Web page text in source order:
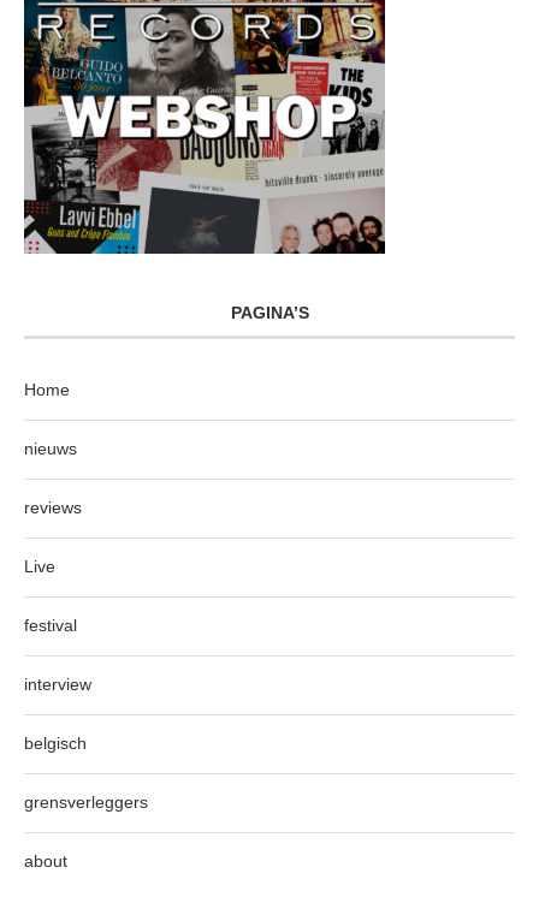
PAGINA’S
Home
nieuws
reviews
Live
festival
interview
belgisch
grensverleggers
about